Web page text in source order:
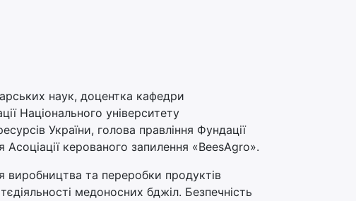
наук, доцентка кафедри
Національного університету
України, голова правління Фундації
Асоціації керованого запилення «BeesAgro».
виробництва та переробки продуктів
медоносних бджіл. Безпечність